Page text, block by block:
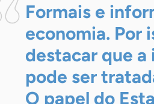
Formais e
economia. Por
destacar que
pode ser
O papel do